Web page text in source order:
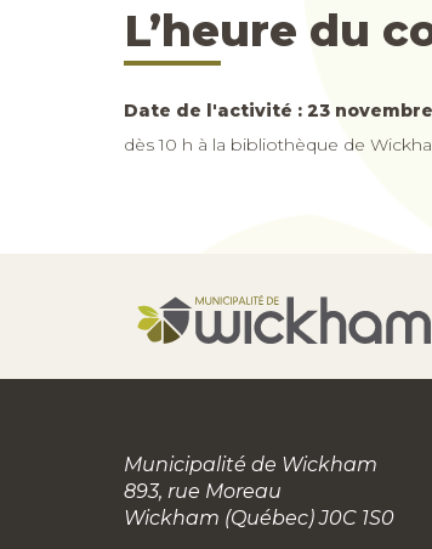
L’heure du
Date de l'activité : 23
dès 10 h à la bibliothèque de
Municipalité de Wickham
893, rue Moreau
Wickham (Québec) J0C 1S0